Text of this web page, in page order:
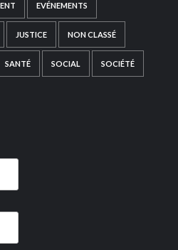
EVÉNEMENTS
JUSTICE NON CLASSÉ
SANTÉ SOCIAL SOCIÉTÉ